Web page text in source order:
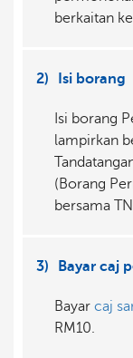
berkaitan
2) Isi borang
Isi borang
lampirkan
(Borang
bersama
3) Bayar caj
Bayar caj
RM10.